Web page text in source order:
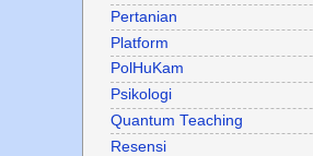
Pertanian
Platform
PolHuKam
Psikologi
Quantum Teaching
Resensi